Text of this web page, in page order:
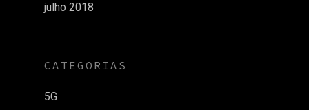
julho 2018
CATEGORIAS
5G